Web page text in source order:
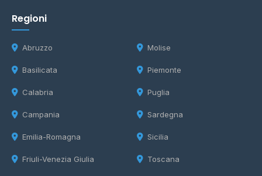
Regioni
Abruzzo
Basilicata
Calabria
Campania
Emilia-Romagna
Friuli-Venezia Giulia
Molise
Piemonte
Puglia
Sardegna
Sicilia
Toscana